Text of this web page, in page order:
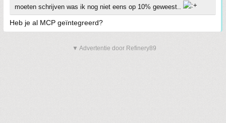
moeten schrijven was ik nog niet eens op 10% geweest..
Heb je al MCP geïntegreerd?
▼ Advertentie door Refinery89